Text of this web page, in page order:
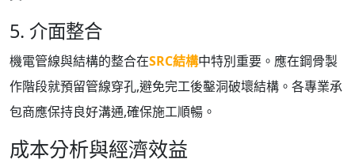
5. 介面整合
機電管線與結構的整合在SRC結構中特別重要。應在鋼骨製
作階段就預留管線穿孔,避免完工後鑿洞破壞結構。各專業承
包商應保持良好溝通,確保施工順暢。
成本分析與經濟效益